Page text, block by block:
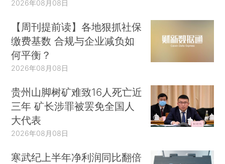
2026年08月08日
【周刊提前读】各地狠抓社保
缴费基数 合规与企业减负如
何平衡？
2026年08月08日
贵州山脚树矿难致16人死亡近
三年 矿长涉罪被罢免全国人
大代表
2026年08月08日
寒武纪上半年净利润同比翻倍